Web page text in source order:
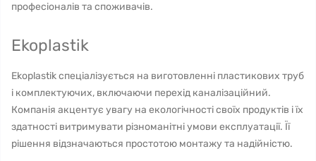
професіоналів та споживачів.
Ekoplastik
Ekoplastik спеціалізується на виготовленні пластикових труб
і комплектуючих, включаючи перехід каналізаційний.
Компанія акцентує увагу на екологічності своїх продуктів і їх
здатності витримувати різноманітні умови експлуатації. Її
рішення відзначаються простотою монтажу та надійністю.